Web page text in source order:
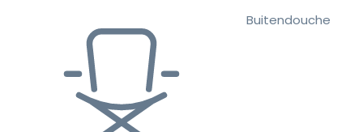
Buitendouche